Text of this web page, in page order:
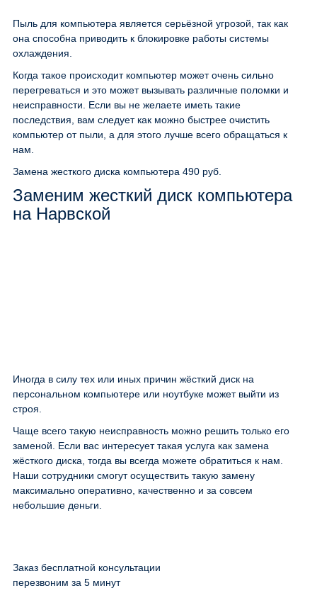
Пыль для компьютера является серьёзной угрозой, так как
она способна приводить к блокировке работы системы
охлаждения.
Когда такое происходит компьютер может очень сильно
перегреваться и это может вызывать различные поломки и
неисправности. Если вы не желаете иметь такие
последствия, вам следует как можно быстрее очистить
компьютер от пыли, а для этого лучше всего обращаться к
нам.
Замена жесткого диска компьютера 490 руб.
Заменим жесткий диск компьютера
на Нарвской
Иногда в силу тех или иных причин жёсткий диск на
персональном компьютере или ноутбуке может выйти из
строя.
Чаще всего такую неисправность можно решить только его
заменой. Если вас интересует такая услуга как замена
жёсткого диска, тогда вы всегда можете обратиться к нам.
Наши сотрудники смогут осуществить такую замену
максимально оперативно, качественно и за совсем
небольшие деньги.
Заказ бесплатной консультации
перезвоним за 5 минут